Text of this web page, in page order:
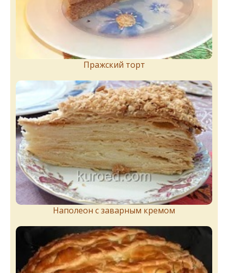
Пражский торт
Наполеон с заварным кремом